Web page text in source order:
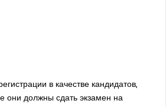
в качестве кандидатов,
они должны сдать экзамен на